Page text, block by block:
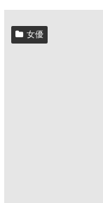
女優